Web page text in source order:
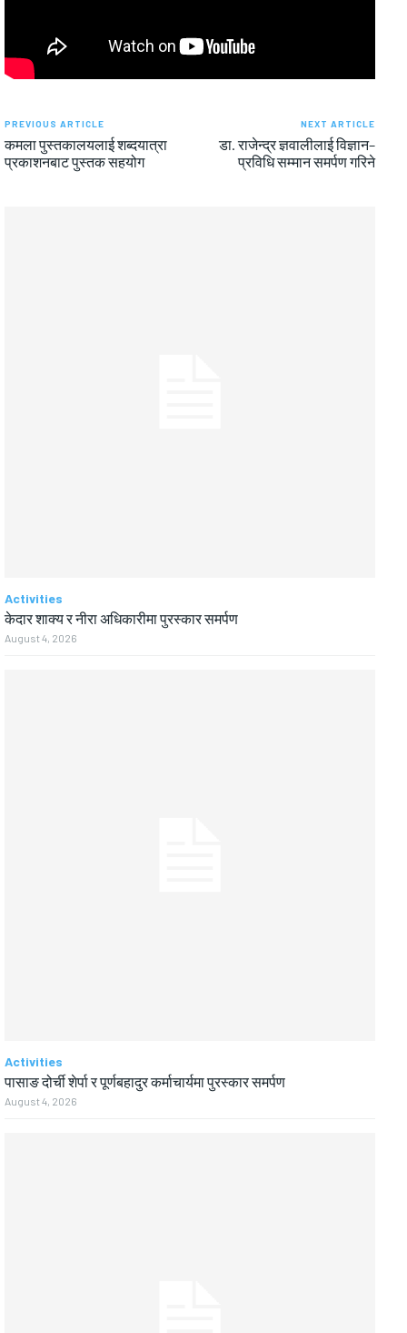
PREVIOUS ARTICLE
कमला पुस्तकालयलाई शब्दयात्रा
प्रकाशनबाट पुस्तक सहयोग
NEXT ARTICLE
डा. राजेन्द्र ज्ञवालीलाई विज्ञान–
प्रविधि सम्मान समर्पण गरिने
Activities
केदार शाक्य र नीरा अधिकारीमा पुरस्कार समर्पण
August 4, 2026
Activities
पासाङ दोर्ची शेर्पा र पूर्णबहादुर कर्माचार्यमा पुरस्कार समर्पण
August 4, 2026